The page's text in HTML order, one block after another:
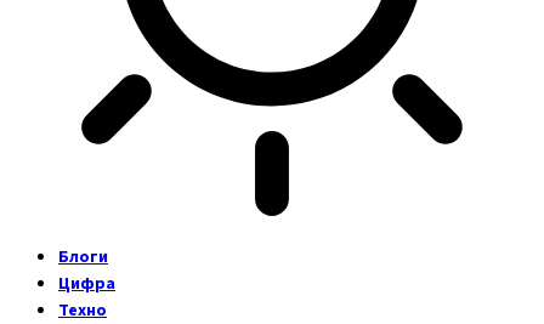
Блоги
Цифра
Техно